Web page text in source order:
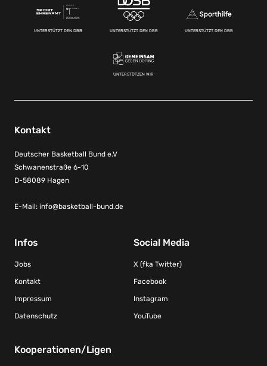
UNTERSTÜTZT DEN DBB UNTERSTÜTZT DEN DBB UNTERSTÜTZT DEN DBB
UNTERSTÜTZEN WIR
Kontakt
Deutscher Basketball Bund e.V
Schwanenstraße 6-10
D-58089 Hagen
E-Mail: info@basketball-bund.de
Infos
Jobs
Kontakt
Impressum
Datenschutz
Social Media
X (fka Twitter)
Facebook
Instagram
YouTube
Kooperationen/Ligen